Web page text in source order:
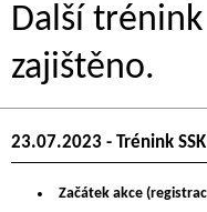
Další
zajištěno.
23.07.2023 - Trénink
Začátek akce